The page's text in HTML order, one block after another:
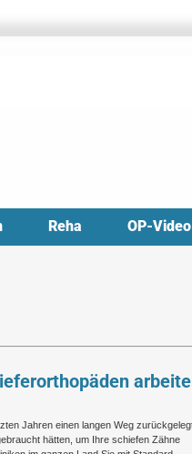
Reha OP-Video
Jahren einen langen Weg
hätten, um Ihre schiefen Zähne